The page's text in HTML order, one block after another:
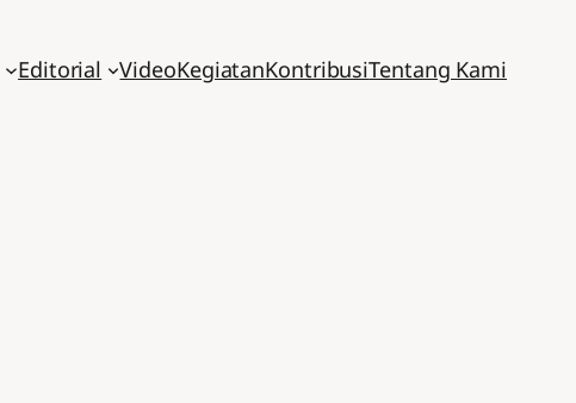
Editorial VideoKegiatanKontribusiTentang Kami